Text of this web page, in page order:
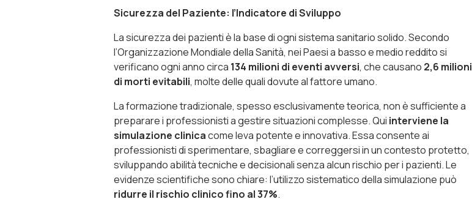
Sicurezza del Paziente: l’Indicatore di Sviluppo
La sicurezza dei pazienti è la base di ogni sistema sanitario solido. Secondo
l’Organizzazione Mondiale della Sanità, nei Paesi a basso e medio reddito si
verificano ogni anno circa 134 milioni di eventi avversi, che causano 2,6 milioni
di morti evitabili, molte delle quali dovute al fattore umano.
La formazione tradizionale, spesso esclusivamente teorica, non è sufficiente a
preparare i professionisti a gestire situazioni complesse. Qui interviene la
simulazione clinicacome leva potente e innovativa. Essa consente ai
professionisti di sperimentare, sbagliare e correggersi in un contesto protetto,
sviluppando abilità tecniche e decisionali senza alcun rischio per i pazienti. Le
evidenze scientifiche sono chiare: l’utilizzo sistematico della simulazione può
ridurre il rischio clinico fino al 37%.